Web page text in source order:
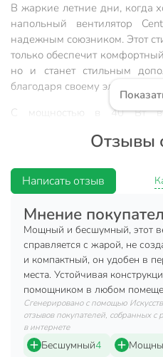
В жаркие летние дни, когда
напольный вентилятор
надежным союзником. Этот
только обеспечит
но и станет стильным
благодаря своему
С мощностью в 40 Вт
приятный поток воздуха.
индивидуальный комфорт
Механическое
вентилятора простым и
наклона и поворота
распределяться равномерно
Преимущества:
Элегантный черный
любой интерьер.
Три скорости работы
уровня охлаждения.
Отзывы
Написать отзыв
Мнение
Мощный и бесшумный, этот
справляется с жарой, не
и компактный, он удобен в
места. Устойчивая
помощником в любом
Сгенерировано с помощью
отзывов покупателей, собранных
в интернете
Бесшумный4